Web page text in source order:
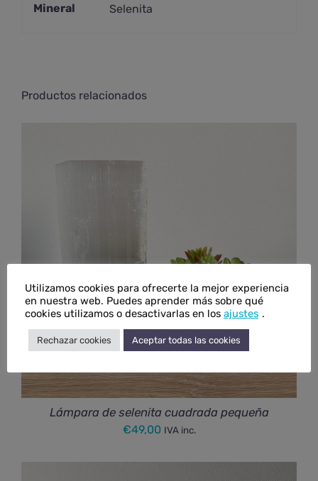
Mineral
Selenita
Productos relacionados
Lámpara de selenita cuadrada pequeña
€49,00 IVA inc.
Utilizamos cookies para ofrecerte la mejor experiencia
en nuestra web. Puedes aprender más sobre qué
cookies utilizamos o desactivarlas en los ajustes .
Rechazar cookies Aceptar todas las cookies